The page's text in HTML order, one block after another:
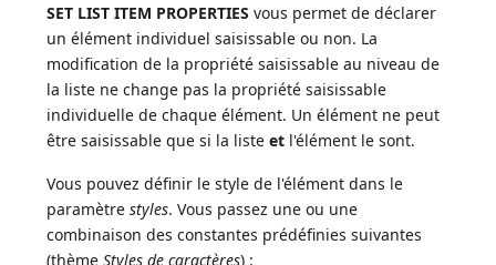
SET LIST ITEM PROPERTIES vous permet de déclarer
un élément individuel saisissable ou non. La
modification de la propriété saisissable au niveau de
la liste ne change pas la propriété saisissable
individuelle de chaque élément. Un élément ne peut
être saisissable que si la listeet l'élément le sont.
Vous pouvez définir le style de l'élément dans le
paramètrestyles. Vous passez une ou une
combinaison des constantes prédéfinies suivantes
(thèmeStyles de caractères) :